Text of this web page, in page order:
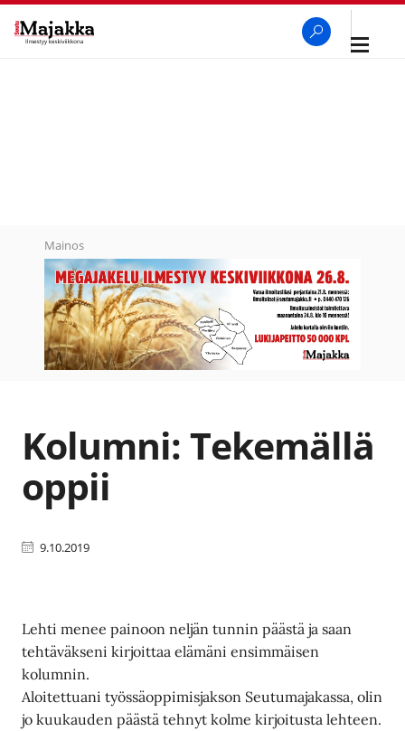
Avaa
Mainos
Kolumni: Tekemällä
oppii
9.10.2019
Lehti menee painoon neljän tunnin päästä ja saan
tehtäväkseni kirjoittaa elämäni ensimmäisen
kolumnin.
Aloitettuani työssäoppimisjakson Seutumajakassa, olin
jo kuukauden päästä tehnyt kolme kirjoitusta lehteen.